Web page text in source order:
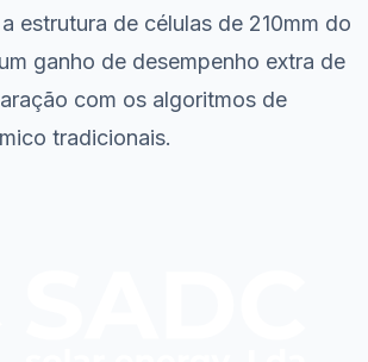
estrutura de células de 210mm do
ganho de desempenho extra de
com os algoritmos de
tradicionais.